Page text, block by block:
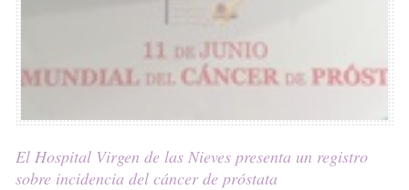
El Hospital Virgen de las Nieves presenta un registro
sobre incidencia del cáncer de próstata